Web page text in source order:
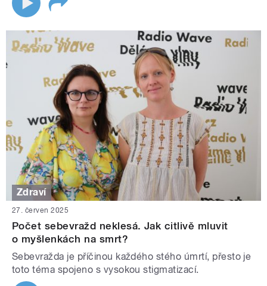
Zdraví
27. červen 2025
Počet sebevražd neklesá. Jak citlivě mluvit
o myšlenkách na smrt?
Sebevražda je příčinou každého stého úmrtí, přesto je
toto téma spojeno s vysokou stigmatizací.